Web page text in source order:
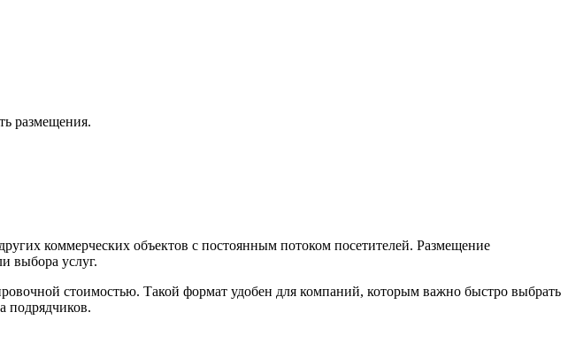
размещения.
коммерческих объектов с постоянным потоком посетителей. Размещение
выбора услуг.
стоимостью. Такой формат удобен для компаний, которым важно быстро выбрать
подрядчиков.